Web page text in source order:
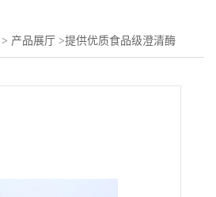
> 产品展厅 >提供优质食品级澄清酶